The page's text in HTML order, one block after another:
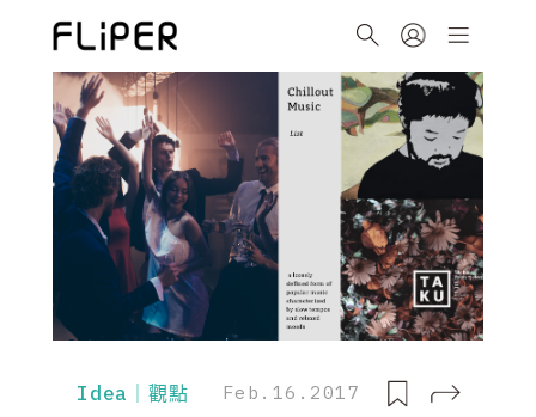
Idea｜觀點 Feb.16.2017